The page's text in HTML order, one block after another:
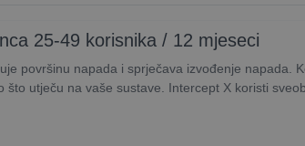
25-49 korisnika / 12 mjeseci
površinu napada i sprječava izvođenje napada.
utječu na vaše sustave. Intercept X koristi